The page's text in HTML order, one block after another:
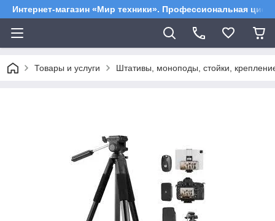
Интернет-магазин «Мир техники». Профессиональная
Товары и услуги Штативы, моноподы, стойки,